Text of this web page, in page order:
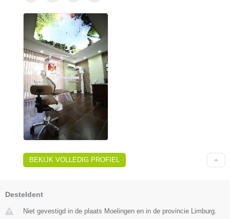
BEKIJK VOLLEDIG PROFIEL
Desteldent
Niet gevestigd in de plaats Moelingen en in de provincie Limburg.